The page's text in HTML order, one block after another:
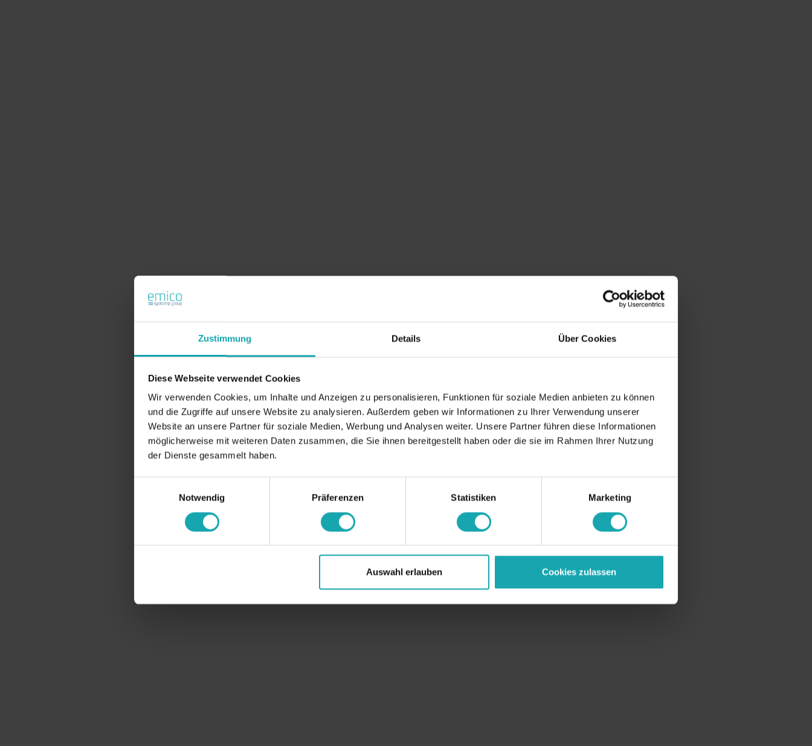
Zustimmung Details Über Cookies
Diese Webseite verwendet Cookies
Wir verwenden Cookies, um Inhalte und Anzeigen zu personalisieren, Funktionen für soziale Medien anbieten zu können
und die Zugriffe auf unsere Website zu analysieren. Außerdem geben wir Informationen zu Ihrer Verwendung unserer
Website an unsere Partner für soziale Medien, Werbung und Analysen weiter. Unsere Partner führen diese Informationen
möglicherweise mit weiteren Daten zusammen, die Sie ihnen bereitgestellt haben oder die sie im Rahmen Ihrer Nutzung
der Dienste gesammelt haben.
Notwendig
Präferenzen Statistiken Marketing
Auswahl erlauben Cookies zulassen